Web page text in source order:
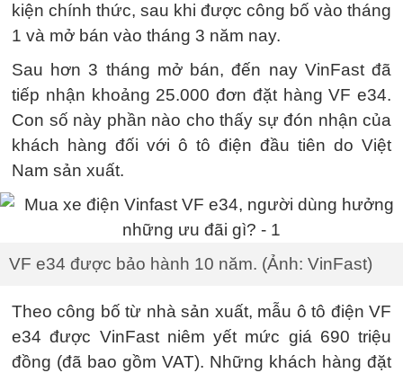
kiện chính thức, sau khi được công bố vào tháng
1 và mở bán vào tháng 3 năm nay.
Sau hơn 3 tháng mở bán, đến nay VinFast đã
tiếp nhận khoảng 25.000 đơn đặt hàng VF e34.
Con số này phần nào cho thấy sự đón nhận của
khách hàng đối với ô tô điện đầu tiên do Việt
Nam sản xuất.
VF e34 được bảo hành 10 năm. (Ảnh: VinFast)
Theo công bố từ nhà sản xuất, mẫu ô tô điện VF
e34 được VinFast niêm yết mức giá 690 triệu
đồng (đã bao gồm VAT). Những khách hàng đặt